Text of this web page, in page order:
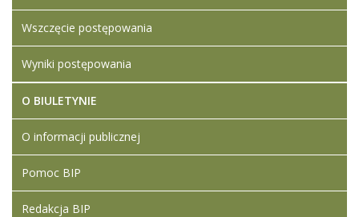
Wszczęcie postępowania
Wyniki postępowania
O BIULETYNIE
O informacji publicznej
Pomoc BIP
Redakcja BIP